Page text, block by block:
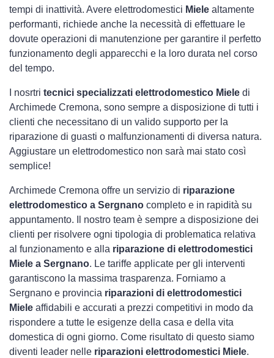
tempi di inattività. Avere elettrodomestici Miele altamente
performanti, richiede anche la necessità di effettuare le
dovute operazioni di manutenzione per garantire il perfetto
funzionamento degli apparecchi e la loro durata nel corso
del tempo.
I nosrtri tecnici specializzati elettrodomestico Miele di
Archimede Cremona, sono sempre a disposizione di tutti i
clienti che necessitano di un valido supporto per la
riparazione di guasti o malfunzionamenti di diversa natura.
Aggiustare un elettrodomestico non sarà mai stato così
semplice!
Archimede Cremona offre un servizio di riparazione
elettrodomestico a Sergnano completo e in rapidità su
appuntamento. Il nostro team è sempre a disposizione dei
clienti per risolvere ogni tipologia di problematica relativa
al funzionamento e alla riparazione di elettrodomestici
Miele a Sergnano. Le tariffe applicate per gli interventi
garantiscono la massima trasparenza. Forniamo a
Sergnano e provincia riparazioni di elettrodomestici
Miele affidabili e accurati a prezzi competitivi in modo da
rispondere a tutte le esigenze della casa e della vita
domestica di ogni giorno. Come risultato di questo siamo
diventi leader nelle riparazioni elettrodomestici Miele.